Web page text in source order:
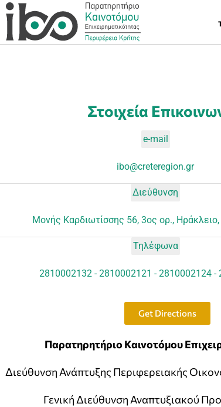
Στοιχεία
e-mail
ibo@creteregion.gr
Διεύθυνση
Μονής Καρδιωτίσσης 56, 3ος oρ.,
Τηλέφωνα
2810002132 - 2810002121 - 2810002124 -
Get Directions
Παρατηρητήριο Καινοτόμου
Διεύθυνση Ανάπτυξης Περιφερειακής
Γενική Διεύθυνση Αναπτυξιακού